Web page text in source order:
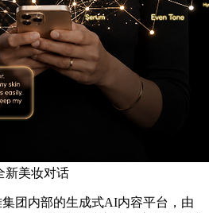
新美妆对话
集团内部的生成式AI内容平台，由